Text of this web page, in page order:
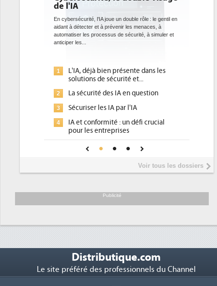
bientôt une obligation pour les
datacenters
Des datacenters plus durables et plus efficaces, c'est
ce que recherchent les pouvoirs publics européens
avec la mise en oeuvre de la nouvelle Directive sur
Qu'est-ce que la DEE (directive
d'efficacité énergétique) ?
DEE, une pression administrative
place pour répondre à...
Phocea DC dans les cordes pour la
DEE
Interview de Fabrice Coquio,
président de Digital Realty...
soutient les...
Voir tous les dossiers
Publicité
Distributique.com
Le site préféré des professionnels du Channel